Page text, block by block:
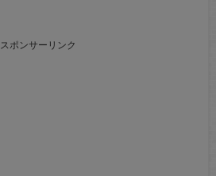
スポンサーリンク